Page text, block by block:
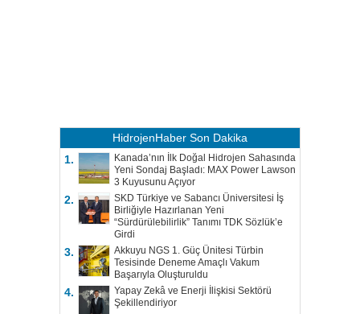
HidrojenHaber Son Dakika
1.
Kanada’nın İlk Doğal Hidrojen Sahasında
Yeni Sondaj Başladı: MAX Power Lawson
3 Kuyusunu Açıyor
2.
SKD Türkiye ve Sabancı Üniversitesi İş
Birliğiyle Hazırlanan Yeni
“Sürdürülebilirlik” Tanımı TDK Sözlük’e
Girdi
3.
Akkuyu NGS 1. Güç Ünitesi Türbin
Tesisinde Deneme Amaçlı Vakum
Başarıyla Oluşturuldu
4.
Yapay Zekâ ve Enerji İlişkisi Sektörü
Şekillendiriyor